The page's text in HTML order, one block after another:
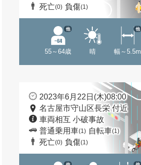
死亡(0) 負傷(1)
55～64歳
他
晴 幅～5.5m
他
2023年6月22日(木)08:00
名古屋市守山区長栄 付近
車両相互 小破事故
普通乗用車(1) 自転車(1)
死亡(0) 負傷(1)